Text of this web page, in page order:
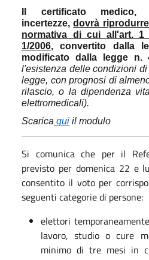
Il certificato
incertezze,dovrà
normativa di cui all'art. 1
1/2006, convertito dalla
modificato dalla legge n.
l'esistenza delle condizioni
legge, con prognosi di
rilascio, o la dipendenza
elettromedicali).
Scarica qui il modulo
Si comunica che per il
previsto per domenica 22 e
consentito il voto per
seguenti categorie di persone:
elettori
lavoro, studio o cure
minimo di tre mesi in